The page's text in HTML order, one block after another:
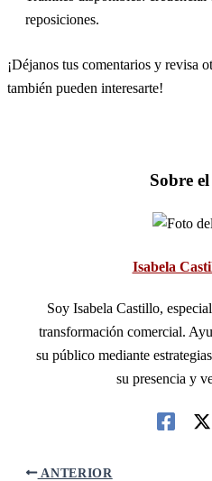
reposiciones.
¡Déjanos tus comentarios y revisa
también pueden interesarte!
Sobre
Isabela
Soy Isabela Castillo,
transformación comercial.
su público mediante
su presencia y
ANTERIOR